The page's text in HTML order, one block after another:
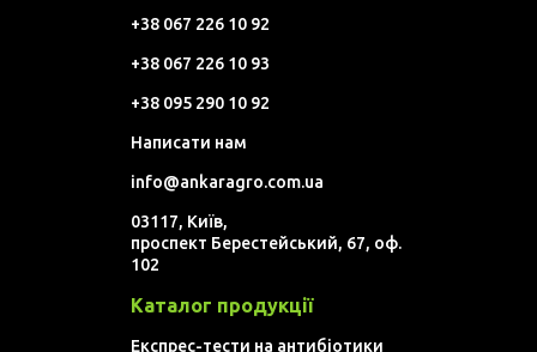
+38 067 226 10 92
+38 067 226 10 93
+38 095 290 10 92
Написати нам
info@ankaragro.com.ua
03117, Київ,
проспект Берестейський, 67, оф.
102
Каталог продукції
Експрес-тести на антибіотики